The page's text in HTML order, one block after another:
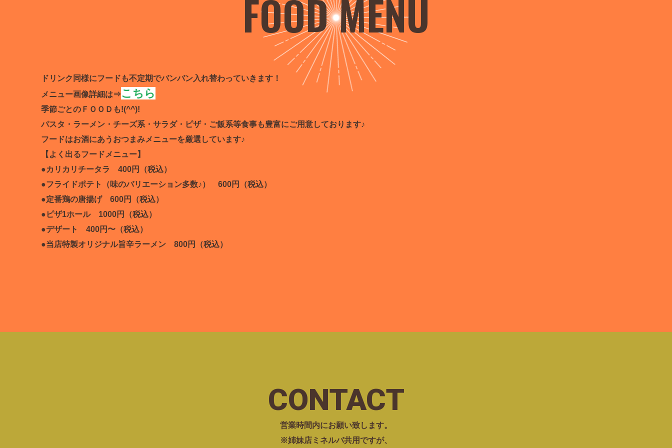
FOOD MENU
ドリンク同様にフードも不定期でバンバン入れ替わっていきます！
メニュー画像詳細は⇒こちら
季節ごとのＦＯＯＤも!(^^)!
パスタ・ラーメン・チーズ系・サラダ・ピザ・ご飯系等食事も豊富にご用意しております♪
フードはお酒にあうおつまみメニューを厳選しています♪
【よく出るフードメニュー】
●カリカリチータラ 400円（税込）
●フライドポテト（味のバリエーション多数♪） 600円（税込）
●定番鶏の唐揚げ 600円（税込）
●ピザ1ホール 1000円（税込）
●デザート 400円〜（税込）
●当店特製オリジナル旨辛ラーメン 800円（税込）
CONTACT
営業時間内にお願い致します。
※姉妹店ミネルバ共用ですが、